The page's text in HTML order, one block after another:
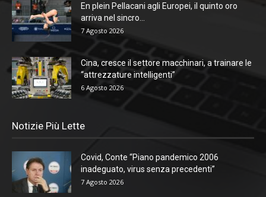
En plein Pellacani agli Europei, il quinto oro
arriva nel sincro...
7 Agosto 2026
Cina, cresce il settore macchinari, a trainare le
“attrezzature intelligenti”
6 Agosto 2026
Notizie Più Lette
Covid, Conte “Piano pandemico 2006
inadeguato, virus senza precedenti”
7 Agosto 2026